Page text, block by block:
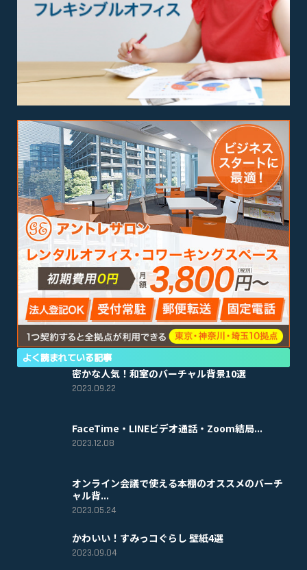
よく読まれている記事
密かな人気！和室のバーチャル背景10選
2023.09.22
FaceTime・LINEビデオ通話・Zoom結局...
2023.12.08
オンライン会議で使える本棚のオススメのバーチ
ャル背...
2023.05.24
かわいい！すみっコぐらし 壁紙4選
2023.09.04